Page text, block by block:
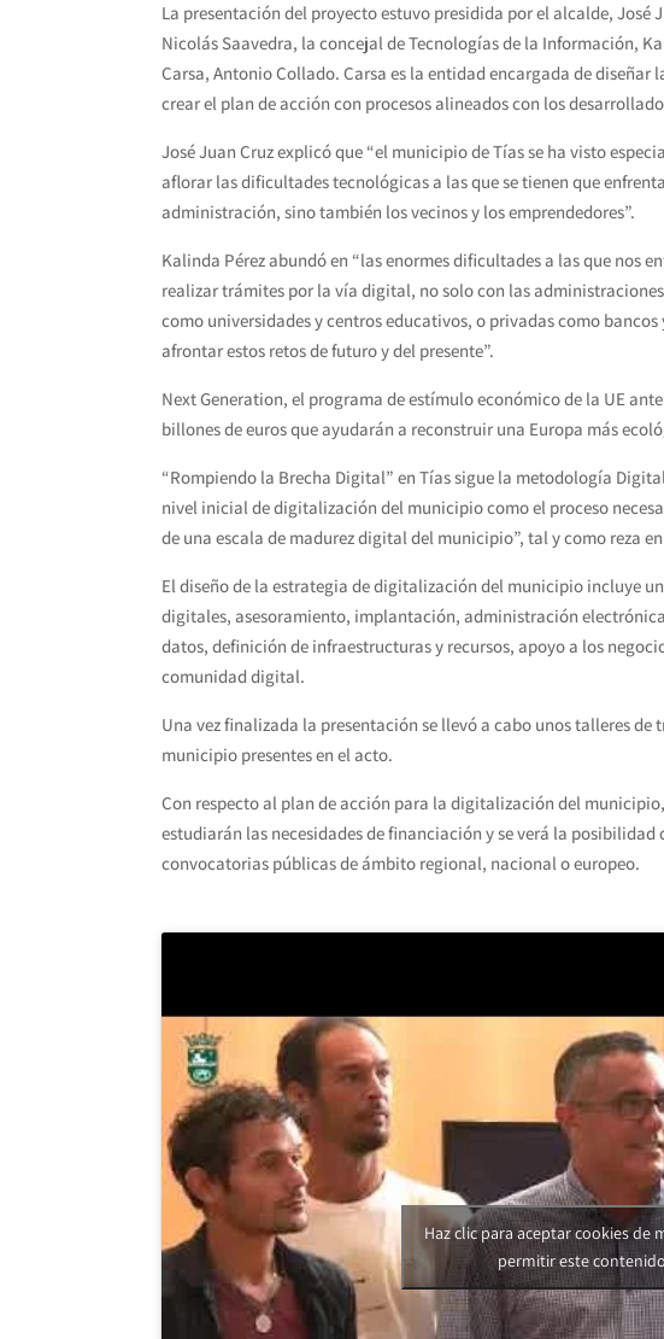
La presentación del proyecto estuvo presidida por el alcalde, José
Nicolás Saavedra, la concejal de Tecnologías de la Información,
Carsa, Antonio Collado. Carsa es la entidad encargada de
crear el plan de acción con procesos alineados con los
José Juan Cruz explicó que “el municipio de Tías se ha visto
aflorar las dificultades tecnológicas a las que se tienen que
administración, sino también los vecinos y los emprendedores”.
Kalinda Pérez abundó en “las enormes dificultades a las que nos
realizar trámites por la vía digital, no solo con las
como universidades y centros educativos, o privadas como
afrontar estos retos de futuro y del presente”.
Next Generation, el programa de estímulo económico de la UE
billones de euros que ayudarán a reconstruir una Europa más
“Rompiendo la Brecha Digital” en Tías sigue la metodología
nivel inicial de digitalización del municipio como el proceso
de una escala de madurez digital del municipio”, tal y como reza
El diseño de la estrategia de digitalización del municipio incluye
digitales, asesoramiento, implantación, administración
datos, definición de infraestructuras y recursos, apoyo a los
comunidad digital.
Una vez finalizada la presentación se llevó a cabo unos talleres
municipio presentes en el acto.
Con respecto al plan de acción para la digitalización del
estudiarán las necesidades de financiación y se verá la posibilidad
convocatorias públicas de ámbito regional, nacional o europeo.
Haz clic para aceptar cookies de
permitir este contenido